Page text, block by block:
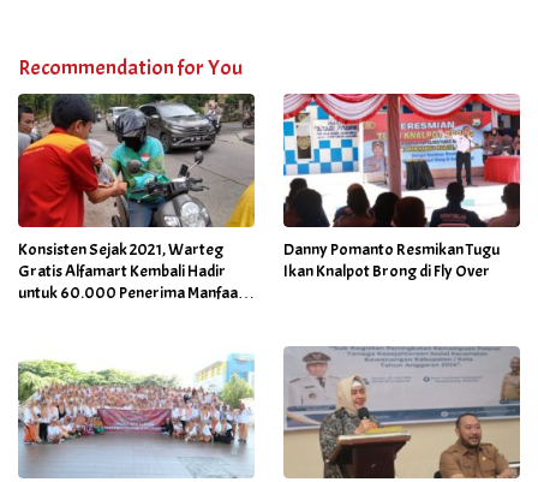
Recommendation for You
Konsisten Sejak 2021, Warteg
Gratis Alfamart Kembali Hadir
untuk 60.000 Penerima Manfaat
Danny Pomanto Resmikan Tugu
Ikan Knalpot Brong di Fly Over